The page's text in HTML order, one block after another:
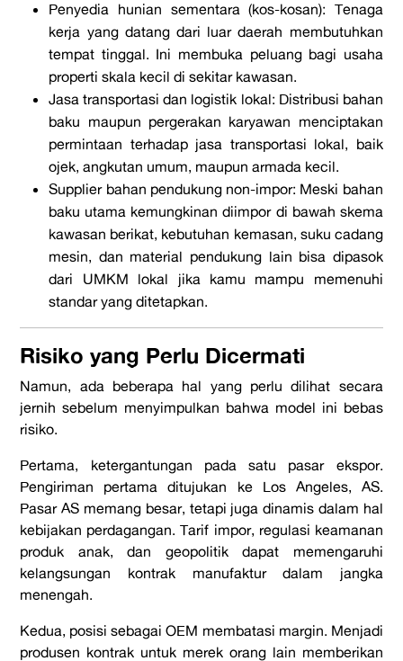
Penyedia hunian sementara (kos-kosan): Tenaga
kerja yang datang dari luar daerah membutuhkan
tempat tinggal. Ini membuka peluang bagi usaha
properti skala kecil di sekitar kawasan.
Jasa transportasi dan logistik lokal: Distribusi bahan
baku maupun pergerakan karyawan menciptakan
permintaan terhadap jasa transportasi lokal, baik
ojek, angkutan umum, maupun armada kecil.
Supplier bahan pendukung non-impor: Meski bahan
baku utama kemungkinan diimpor di bawah skema
kawasan berikat, kebutuhan kemasan, suku cadang
mesin, dan material pendukung lain bisa dipasok
dari UMKM lokal jika kamu mampu memenuhi
standar yang ditetapkan.
Risiko yang Perlu Dicermati
Namun, ada beberapa hal yang perlu dilihat secara
jernih sebelum menyimpulkan bahwa model ini bebas
risiko.
Pertama, ketergantungan pada satu pasar ekspor.
Pengiriman pertama ditujukan ke Los Angeles, AS.
Pasar AS memang besar, tetapi juga dinamis dalam hal
kebijakan perdagangan. Tarif impor, regulasi keamanan
produk anak, dan geopolitik dapat memengaruhi
kelangsungan kontrak manufaktur dalam jangka
menengah.
Kedua, posisi sebagai OEM membatasi margin. Menjadi
produsen kontrak untuk merek orang lain memberikan